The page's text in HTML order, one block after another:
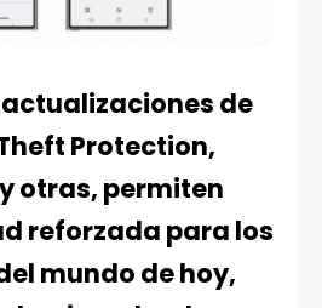
de
Protection,
otras, permiten
reforzada para los
mundo de hoy,